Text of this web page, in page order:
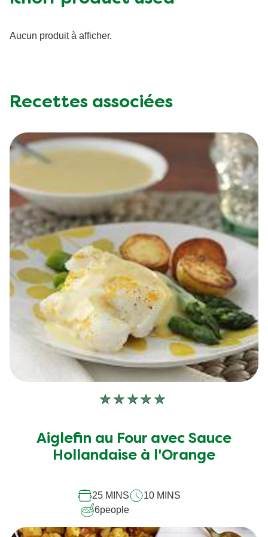
Aucun produit à afficher.
Recettes associées
Aucune
soumise
pour
Aiglefin au Four avec Sauce
Hollandaise à l'Orange
25 MINS
10 MINS
6people